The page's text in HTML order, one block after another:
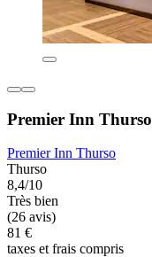
Premier Inn Thurso
Premier Inn Thurso
Thurso
8,4/10
Très bien
(26 avis)
81 €
taxes et frais compris